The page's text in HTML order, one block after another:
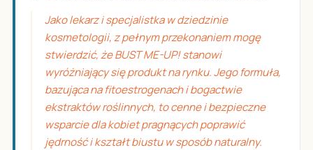
Jako lekarz i specjalistka w dziedzinie
kosmetologii, z pełnym przekonaniem mogę
stwierdzić, że BUST ME-UP! stanowi
wyróżniający się produkt na rynku. Jego formuła,
bazująca na fitoestrogenach i bogactwie
ekstraktów roślinnych, to cenne i bezpieczne
wsparcie dla kobiet pragnących poprawić
jędrność i kształt biustu w sposób naturalny.